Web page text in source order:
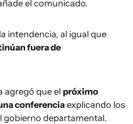
el comunicado.
intendencia, al igual que
fuera de
agregó que el próximo
conferenciaexplicando los
gobierno departamental.